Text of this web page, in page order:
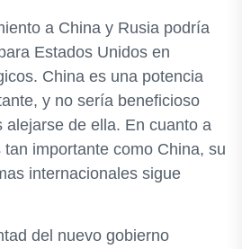
a China y Rusia podría
Estados Unidos en
China es una potencia
y no sería beneficioso
alejarse de ella. En cuanto a
importante como China, su
internacionales sigue
del nuevo gobierno